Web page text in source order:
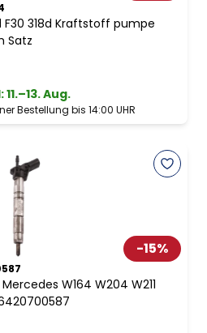
F30 318d Kraftstoff pumpe
Satz
:11.–13. Aug.
Bestellung bis 14:00 UHR
-15%
W164 W204 W211